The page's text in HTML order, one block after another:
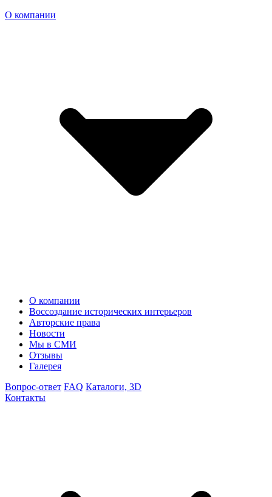
О компании
О компании
Воссоздание исторических интерьеров
Авторские права
Новости
Мы в СМИ
Отзывы
Галерея
Вопрос-ответ FAQ Каталоги, 3D
Контакты